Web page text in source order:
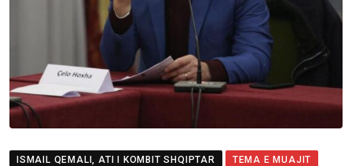
ISMAIL QEMALI, ATI I KOMBIT SHQIPTAR
TEMA E MUAJIT